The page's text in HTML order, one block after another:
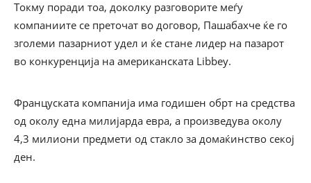
Токму поради тоа, доколку разговорите меѓу
компаниите се преточат во договор, Пашабахче ќе го
зголеми пазарниот удел и ќе стане лидер на пазарот
во конкуренција на американската Libbey.
Француската компанија има годишен обрт на средства
од околу една милијарда евра, а произведува околу
4,3 милиони предмети од стакло за домаќинство секој
ден.